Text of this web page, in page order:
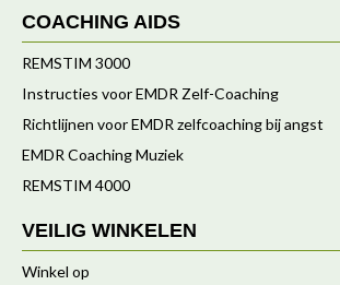
COACHING AIDS
REMSTIM 3000
Instructies voor EMDR Zelf-Coaching
Richtlijnen voor EMDR zelfcoaching bij angst
EMDR Coaching Muziek
REMSTIM 4000
VEILIG WINKELEN
Winkel op